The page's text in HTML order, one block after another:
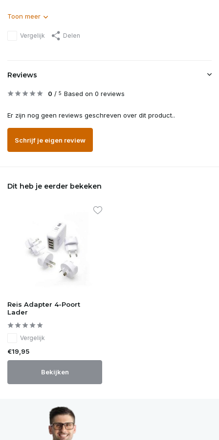
Toon meer
Vergelijk Delen
Reviews
0 / 5 Based on 0 reviews
Er zijn nog geen reviews geschreven over dit product..
Schrijf je eigen review
Dit heb je eerder bekeken
Reis Adapter 4-Poort
Lader
Vergelijk
€19,95
Bekijken